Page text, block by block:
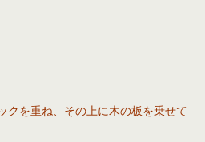
クを重ね、その上に木の板を乗せて